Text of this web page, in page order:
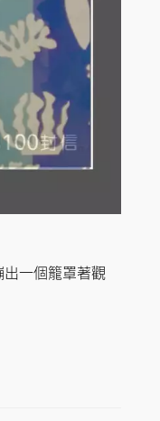
一個籠罩著觀